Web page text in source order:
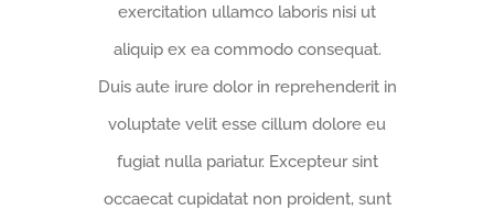
exercitation ullamco laboris nisi ut
aliquip ex ea commodo consequat.
Duis aute irure dolor in reprehenderit in
voluptate velit esse cillum dolore eu
fugiat nulla pariatur. Excepteur sint
occaecat cupidatat non proident, sunt